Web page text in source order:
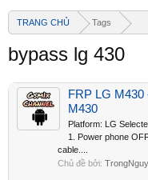
TRANG CHỦ Tags
bypass lg 430
FRP LG M430
M430
Platform: LG
1. Power phone
cable....
Chủ đề bởi: